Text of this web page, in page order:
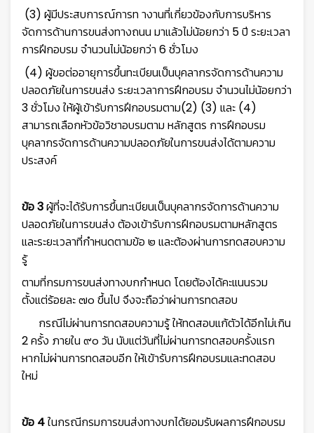
(3) ผู้มีประสบการณ์การท างานที่เกี่ยวข้องกับการบริหาร
จัดการด้านการขนส่งทางถนน มาแล้วไม่น้อยกว่า 5 ปี ระยะเวลา
การฝึกอบรม จำนวนไม่น้อยกว่า 6 ชั่วโมง
(4) ผู้ขอต่ออายุการขึ้นทะเบียนเป็นบุคลากรจัดการด้านความ
ปลอดภัยในการขนส่ง ระยะเวลาการฝึกอบรม จำนวนไม่น้อยกว่า
3 ชั่วโมง ให้ผู้เข้ารับการฝึกอบรมตาม(2) (3) และ (4)
สามารถเลือกหัวข้อวิชาอบรมตาม หลักสูตร การฝึกอบรม
บุคลากรจัดการด้านความปลอดภัยในการขนส่งได้ตามความ
ประสงค์
ข้อ 3ผู้ที่จะได้รับการขึ้นทะเบียนเป็นบุคลากรจัดการด้านความ
ปลอดภัยในการขนส่ง ต้องเข้ารับการฝึกอบรมตามหลักสูตร
และระยะเวลาที่กำหนดตามข้อ ๒ และต้องผ่านการทดสอบความ
รู้
ตามที่กรมการขนส่งทางบกกำหนด โดยต้องได้คะแนนรวม
ตั้งแต่ร้อยละ ๗๐ ขึ้นไป จึงจะถือว่าผ่านการทดสอบ
กรณีไม่ผ่านการทดสอบความรู้ ให้ทดสอบแก้ตัวได้อีกไม่เกิน
2 ครั้ง ภายใน ๙๐ วัน นับแต่วันที่ไม่ผ่านการทดสอบครั้งแรก
หากไม่ผ่านการทดสอบอีก ให้เข้ารับการฝึกอบรมและทดสอบ
ใหม่
ข้อ 4ในกรณีกรมการขนส่งทางบกได้ยอมรับผลการฝึกอบรม